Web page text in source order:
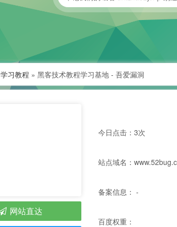
学习教程 » 黑客技术教程学习基地 - 吾爱漏洞
今日点击：3次
站点域名：
备案信息： -
百度权重：
网站直达